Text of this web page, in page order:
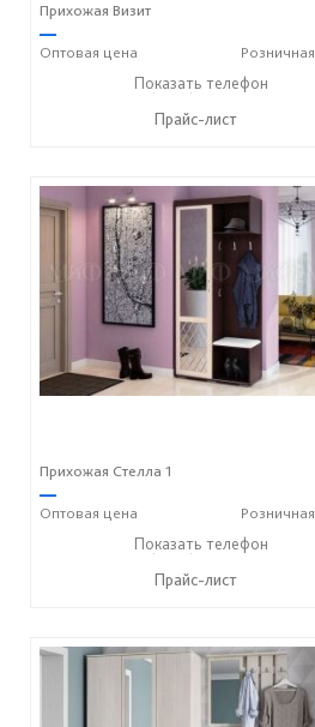
Прихожая Визит
—
Оптовая цена Розничная
+7 (8412) 20-20-37
Показать телефон
Прайс-лист
Прихожая Стелла 1
—
Оптовая цена Розничная
+7 (8412) 20-20-37
Показать телефон
Прайс-лист